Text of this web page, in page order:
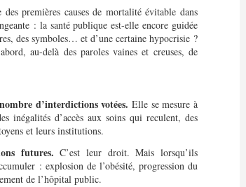
premières causes de mortalité évitable dans
: la santé publique est-elle encore guidée
des symboles… et d’une certaine hypocrisie ?
au-delà des paroles vaines et creuses, de
d’interdictions votées. Elle se mesure à
inégalités d’accès aux soins qui reculent, des
et leurs institutions.
futures. C’est leur droit. Mais lorsqu’ils
: explosion de l’obésité, progression du
de l’hôpital public.